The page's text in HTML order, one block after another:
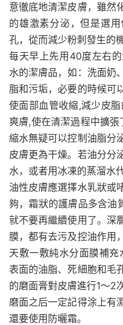
意徹底地清潔皮膚，雖然
的雄激素分泌，但是選
孔，從而減少粉刺發生的機
每天早上先用40度左右
水的潔膚品，如：洗面奶
脂和污垢，必要的時候可
使面部血管收縮,減少皮
爽膚,使在清潔過程中擴
縮水無疑可以控制油脂分
皮膚更為干燥。若油分分
水，或者用冰凍的蒸溜水
油性皮膚應選擇水乳狀或
夠，霜狀的護膚品多含油
就不要再繼續使用了。深
膜，都有去污及控油作用
天敷一敷純水分面膜補
表面的油脂、死細胞和毛
的磨面膏對皮膚進行1～2
磨面之后一定記得涂上有
還要使用防曬霜。